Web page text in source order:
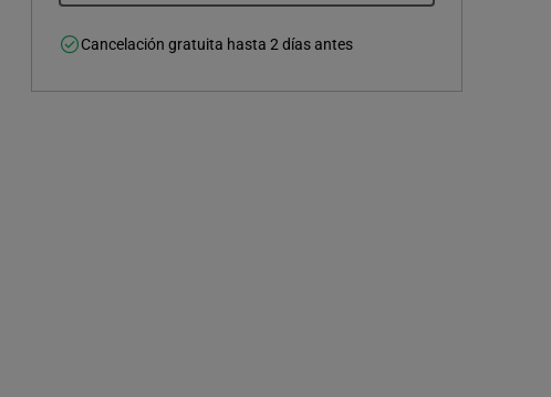
Cancelación gratuita hasta 2 días antes